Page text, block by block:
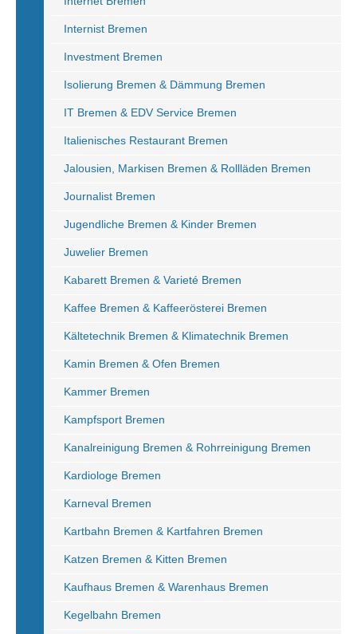
Internist Bremen
Investment Bremen
Isolierung Bremen & Dämmung Bremen
IT Bremen & EDV Service Bremen
Italienisches Restaurant Bremen
Jalousien, Markisen Bremen & Rollläden Bremen
Journalist Bremen
Jugendliche Bremen & Kinder Bremen
Juwelier Bremen
Kabarett Bremen & Varieté Bremen
Kaffee Bremen & Kaffeerösterei Bremen
Kältetechnik Bremen & Klimatechnik Bremen
Kamin Bremen & Ofen Bremen
Kammer Bremen
Kampfsport Bremen
Kanalreinigung Bremen & Rohrreinigung Bremen
Kardiologe Bremen
Karneval Bremen
Kartbahn Bremen & Kartfahren Bremen
Katzen Bremen & Kitten Bremen
Kaufhaus Bremen & Warenhaus Bremen
Kegelbahn Bremen